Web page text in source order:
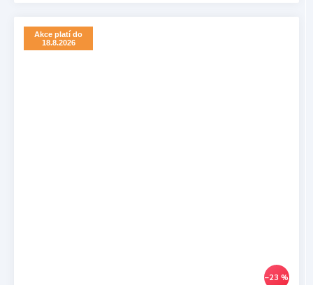
Akce platí do
18.8.2026
–23 %